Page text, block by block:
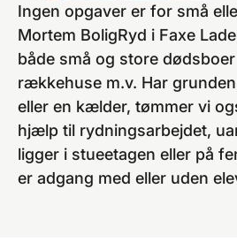
Ingen opgaver er for små
Mortem BoligRyd i Faxe
både små og store
rækkehuse m.v. Har
eller en kælder, tømmer vi
hjælp til rydningsarbejdet,
ligger i stueetagen eller på
er adgang med eller uden